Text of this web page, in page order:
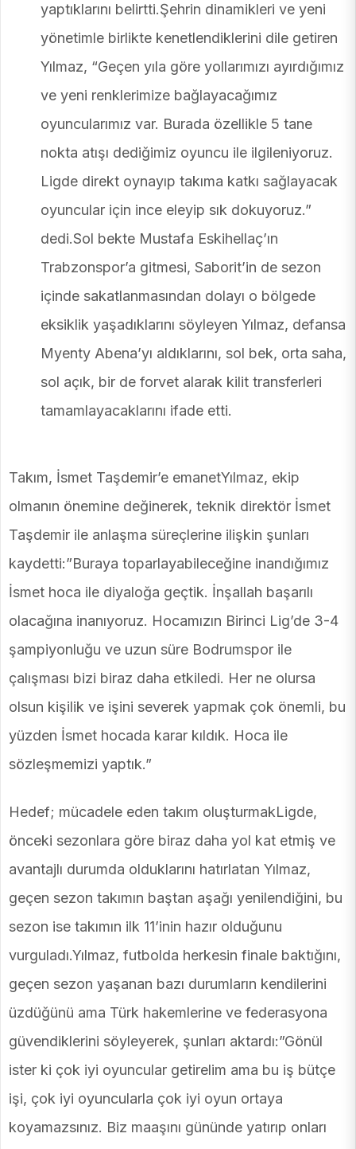
yaptıklarını belirtti.Şehrin dinamikleri ve yeni
yönetimle birlikte kenetlendiklerini dile getiren
Yılmaz, “Geçen yıla göre yollarımızı ayırdığımız
ve yeni renklerimize bağlayacağımız
oyuncularımız var. Burada özellikle 5 tane
nokta atışı dediğimiz oyuncu ile ilgileniyoruz.
Ligde direkt oynayıp takıma katkı sağlayacak
oyuncular için ince eleyip sık dokuyoruz.”
dedi.Sol bekte Mustafa Eskihellaç’ın
Trabzonspor’a gitmesi, Saborit’in de sezon
içinde sakatlanmasından dolayı o bölgede
eksiklik yaşadıklarını söyleyen Yılmaz, defansa
Myenty Abena’yı aldıklarını, sol bek, orta saha,
sol açık, bir de forvet alarak kilit transferleri
tamamlayacaklarını ifade etti.
Takım, İsmet Taşdemir’e emanetYılmaz, ekip
olmanın önemine değinerek, teknik direktör İsmet
Taşdemir ile anlaşma süreçlerine ilişkin şunları
kaydetti:”Buraya toparlayabileceğine inandığımız
İsmet hoca ile diyaloğa geçtik. İnşallah başarılı
olacağına inanıyoruz. Hocamızın Birinci Lig’de 3-4
şampiyonluğu ve uzun süre Bodrumspor ile
çalışması bizi biraz daha etkiledi. Her ne olursa
olsun kişilik ve işini severek yapmak çok önemli, bu
yüzden İsmet hocada karar kıldık. Hoca ile
sözleşmemizi yaptık.”
Hedef; mücadele eden takım oluşturmakLigde,
önceki sezonlara göre biraz daha yol kat etmiş ve
avantajlı durumda olduklarını hatırlatan Yılmaz,
geçen sezon takımın baştan aşağı yenilendiğini, bu
sezon ise takımın ilk 11’inin hazır olduğunu
vurguladı.Yılmaz, futbolda herkesin finale baktığını,
geçen sezon yaşanan bazı durumların kendilerini
üzdüğünü ama Türk hakemlerine ve federasyona
güvendiklerini söyleyerek, şunları aktardı:”Gönül
ister ki çok iyi oyuncular getirelim ama bu iş bütçe
işi, çok iyi oyuncularla çok iyi oyun ortaya
koyamazsınız. Biz maaşını gününde yatırıp onları